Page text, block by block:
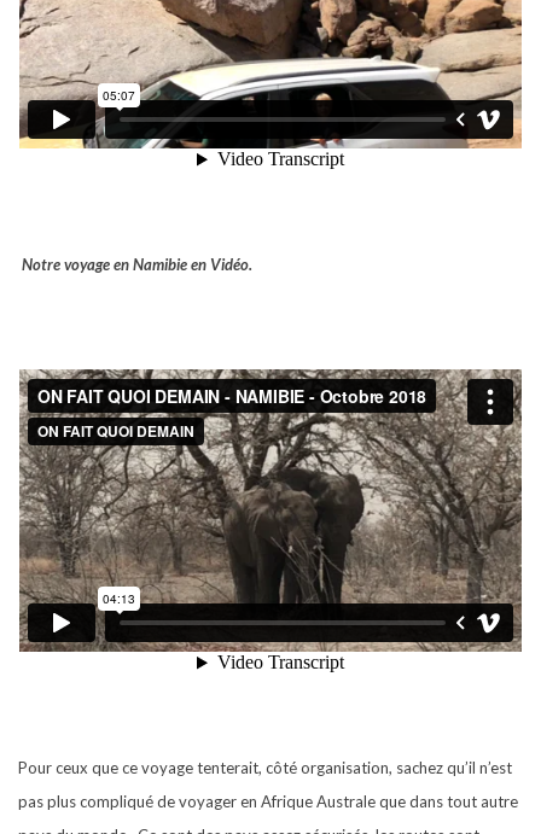
Notre voyage en Namibie en Vidéo.
Pour ceux que ce voyage tenterait, côté organisation, sachez qu’il n’est
pas plus compliqué de voyager en Afrique Australe que dans tout autre